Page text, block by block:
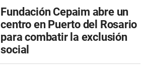
Fundación Cepaim abre un
centro en Puerto del Rosario
para combatir la exclusión
social